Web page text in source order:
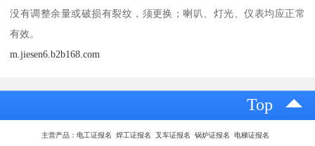
没有调整余量或破损有裂纹，须更换；喇叭、灯光、仪表均应正常
有效。
m.jiesen6.b2b168.com
Top
主营产品：电工证报名 焊工证报名 叉车证报名 锅炉证报名 电梯证报名